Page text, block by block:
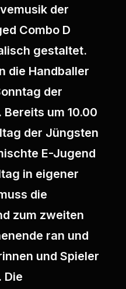
der
Combo D
gestaltet.
die Handballer
der
um 10.00
der Jüngsten
E-Jugend
in eigener
die
zum zweiten
ran und
und Spieler
Die